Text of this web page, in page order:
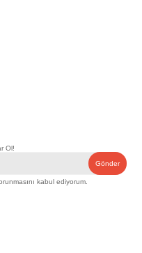
Ol!
Gönder
kabul ediyorum.